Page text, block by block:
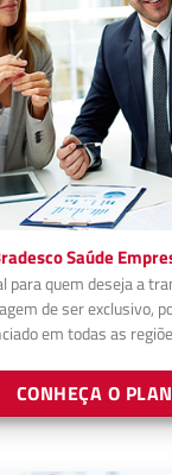
Saúde
para quem deseja a
de ser exclusivo,
em todas as
CONHEÇA O